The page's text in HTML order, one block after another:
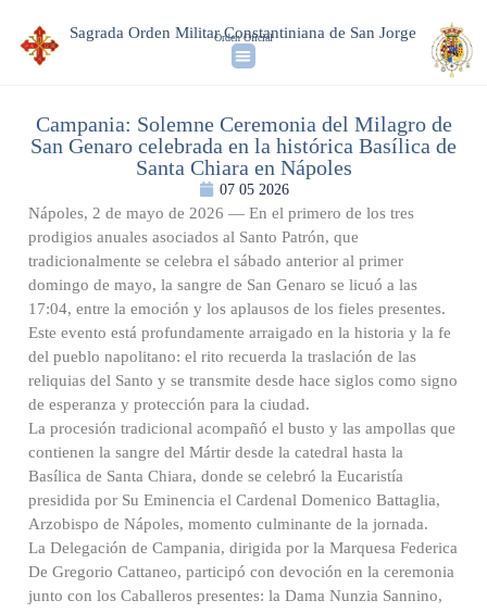
Sagrada Orden Militar Constantiniana de San Jorge
Orden Oficial
Campania: Solemne Ceremonia del Milagro de
San Genaro celebrada en la histórica Basílica de
Santa Chiara en Nápoles
07 05 2026
Nápoles, 2 de mayo de 2026 — En el primero de los tres
prodigios anuales asociados al Santo Patrón, que
tradicionalmente se celebra el sábado anterior al primer
domingo de mayo, la sangre de San Genaro se licuó a las
17:04, entre la emoción y los aplausos de los fieles presentes.
Este evento está profundamente arraigado en la historia y la fe
del pueblo napolitano: el rito recuerda la traslación de las
reliquias del Santo y se transmite desde hace siglos como signo
de esperanza y protección para la ciudad.
La procesión tradicional acompañó el busto y las ampollas que
contienen la sangre del Mártir desde la catedral hasta la
Basílica de Santa Chiara, donde se celebró la Eucaristía
presidida por Su Eminencia el Cardenal Domenico Battaglia,
Arzobispo de Nápoles, momento culminante de la jornada.
La Delegación de Campania, dirigida por la Marquesa Federica
De Gregorio Cattaneo, participó con devoción en la ceremonia
junto con los Caballeros presentes: la Dama Nunzia Sannino,